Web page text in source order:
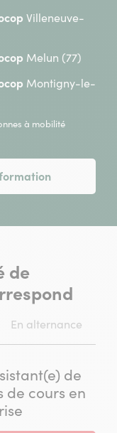
Villeneuve-
Melun (77)
Montigny-le-
à mobilité
de
En alternance
de
de cours en